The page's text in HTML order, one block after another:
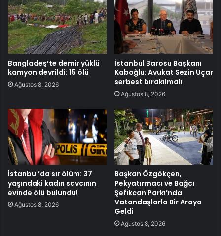
Bangladeş’te demir yüklü
kamyon devrildi: 15 ölü
Ağustos 8, 2026
İstanbul Barosu Başkanı
Kaboğlu: Avukat Sezin Uçar
serbest bırakılmalı
Ağustos 8, 2026
İstanbul’da sır ölüm: 37
yaşındaki kadın savcının
evinde ölü bulundu!
Ağustos 8, 2026
Başkan Özgökçen,
Pekyatırmacı ve Bağcı
Şefikcan Parkı’nda
Vatandaşlarla Bir Araya
Geldi
Ağustos 8, 2026